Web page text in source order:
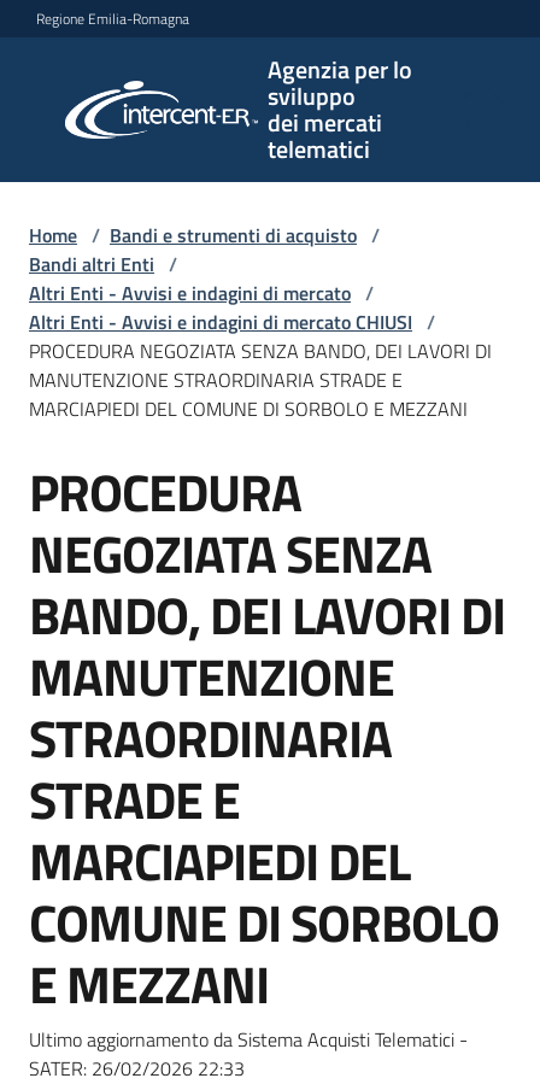
Vai al contenuto
Vai alla navigazione
Vai al footer
Regione Emilia-Romagna
Agenzia per lo
sviluppo
dei mercati
telematici
per lo
sviluppo
telematici
L'Agenzia
e
strumenti
acquisto
Supporto
Piattaforme
telematiche
English
site
Home / Bandi e strumenti di acquisto /
Bandi altri Enti /
Altri Enti - Avvisi e indagini di mercato /
Altri Enti - Avvisi e indagini di mercato CHIUSI /
PROCEDURA NEGOZIATA SENZA BANDO, DEI LAVORI DI
MANUTENZIONE STRAORDINARIA STRADE E
MARCIAPIEDI DEL COMUNE DI SORBOLO E MEZZANI
Salta al contenuto
PROCEDURA
NEGOZIATA SENZA
BANDO, DEI LAVORI DI
MANUTENZIONE
STRAORDINARIA
STRADE E
MARCIAPIEDI DEL
COMUNE DI SORBOLO
E MEZZANI
Ultimo aggiornamento da Sistema Acquisti Telematici -
SATER: 26/02/2026 22:33